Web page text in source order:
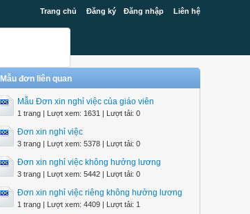
Trang chủ Đăng ký Đăng nhập Liên hệ
Mẫu đơn liên quan
Mẫu Đơn xin nghỉ việc của giáo viên
1 trang | Lượt xem: 1631 | Lượt tải: 0
Đơn xin nghỉ việc
3 trang | Lượt xem: 5378 | Lượt tải: 0
Đơn xin nghỉ việc không hưởng lương
3 trang | Lượt xem: 5442 | Lượt tải: 0
Đơn xin nghỉ việc riêng không hưởng lương
1 trang | Lượt xem: 4409 | Lượt tải: 1